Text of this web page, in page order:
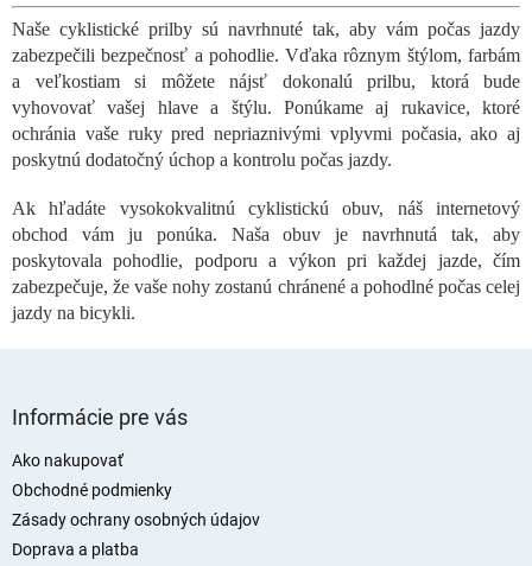
l
á
d
a
c
i
e
p
v
k
y
v
Naše cyklistické prilby sú navrhnuté tak, aby vám počas jazdy
zabezpečili bezpečnosť a pohodlie. Vďaka rôznym štýlom, farbám
a veľkostiam si môžete nájsť dokonalú prilbu, ktorá bude
vyhovovať vašej hlave a štýlu. Ponúkame aj rukavice, ktoré
ochránia vaše ruky pred nepriaznivými vplyvmi počasia, ako aj
poskytnú dodatočný úchop a kontrolu počas jazdy.
Ak hľadáte vysokokvalitnú cyklistickú obuv, náš internetový
obchod vám ju ponúka. Naša obuv je navrhnutá tak, aby
poskytovala pohodlie, podporu a výkon pri každej jazde, čím
zabezpečuje, že vaše nohy zostanú chránené a pohodlné počas celej
jazdy na bicykli.
Informácie pre vás
Ako nakupovať
Obchodné podmienky
Zásady ochrany osobných údajov
Doprava a platba